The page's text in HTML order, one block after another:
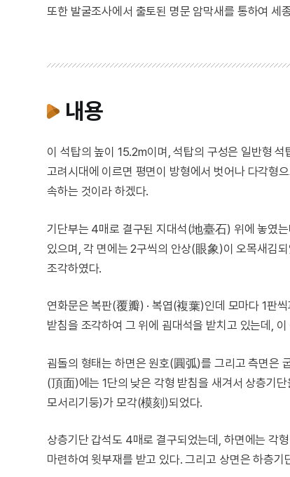
또한 발굴조사에서 출토된 명문 암막새를 통하여
내용
이 석탑의 높이 15.2m이며, 석탑의 구성은 일반형
고려시대에 이르면 평면이 방형에서 벗어나 다각형
속하는 것이라 하겠다.
기단부는 4매로 결구된 지대석(地臺石) 위에 놓였
있으며, 각 면에는 2구씩의 안상(眼象)이 오목새김
조각하였다.
연화문은 복판(覆瓣) · 복엽(複葉)인데 모마다 1판
받침을 조각하여 그 위에 굄대석을 받치고 있는데,
굄돌의 형태는 하면은 원호(圓弧)를 그리고 측면은
(頂面)에는 1단의 낮은 각형 받침을 새겨서 상층기
모서리기둥)가 모각(模刻)되었다.
상층기단 갑석도 4매로 결구되었는데, 하면에는 각
마련하여 윗부재를 받고 있다. 그리고 상면은 하층